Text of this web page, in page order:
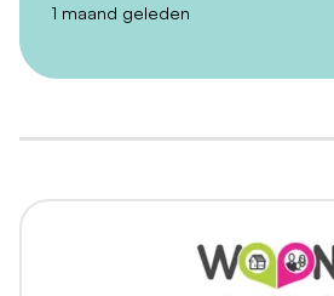
1 maand geleden